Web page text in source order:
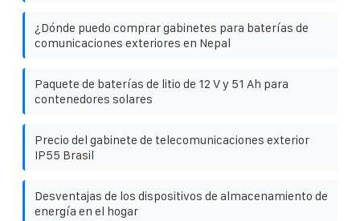
¿Dónde puedo comprar gabinetes para baterías de
comunicaciones exteriores en Nepal
Paquete de baterías de litio de 12 V y 51 Ah para
contenedores solares
Precio del gabinete de telecomunicaciones exterior
IP55 Brasil
Desventajas de los dispositivos de almacenamiento de
energía en el hogar